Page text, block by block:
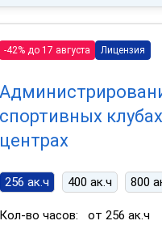
-42% до 17 августа Лицензия
спортивных
центрах
256 ак.ч 400 ак.ч 800
Кол-во часов:
от 256 ак.ч